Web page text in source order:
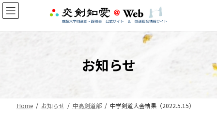
コ
ン
ン
ナ
ビ
ー
お知らせ
Home お知らせ 中高剣道部 中学剣道大会結果（2022.5.15）